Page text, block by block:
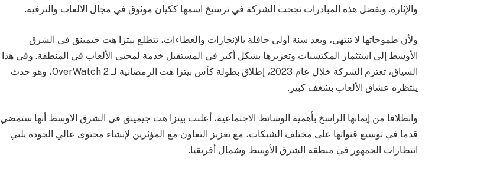
والإثارة. وبفضل هذه المبادرات نجحت الشركة في ترسيخ اسمها ككيان موثوق في مجال الألعاب والترفيه.
ولأن طموحاتها لا تنتهي، وبعد سنة أولى حافلة بالإنجازات والعطاءات، تتطلع بيتزا هت جيمينق في الشرق
الأوسط إلى استثمار المكتسبات وتعزيزها بشكل أكبر في المستقبل خدمة لمحبي الألعاب في المنطقة. وفي هذا
السياق، تعتزم الشركة خلال عام 2023، إطلاق بطولة كأس بيتزا هت الرمضانية لـ OverWatch 2، وهو حدث
ينتظره عشاق الألعاب بشغف كبير.
وانطلاقا من إيمانها الراسخ بأهمية الوسائط الاجتماعية، أعلنت بيتزا هت جيمينق في الشرق الأوسط أنها ستمضي
قدما في توسيع قنواتها على مختلف الشبكات، مع تعزيز التعاون مع المؤثرين لإنشاء محتوى عالي الجودة يلبي
انتظارات الجمهور في منطقة الشرق الأوسط وشمال أفريقيا.